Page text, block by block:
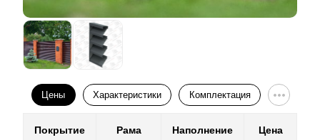
стали, расцветка из огромнейшего каталога RAL и
разнообразие фактур. Технологический процесс
полностью под контролем наших специалистов, ведь
такую покраску мы делаем на нашем
отвечаем за качество выполнения. Неограниченный
выбор цвета, это несомненный плюс, а качество
современных стандартов.
Цены Характеристики Комплектация
Покрытие Рама Наполнение Цена